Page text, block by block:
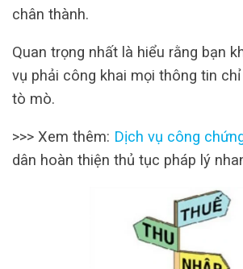
chân thành.
Quan trọng nhất là hiểu rằng bạn
vụ phải công khai mọi thông tin
tò mò.
>>> Xem thêm: Dịch vụ công
dân hoàn thiện thủ tục pháp lý